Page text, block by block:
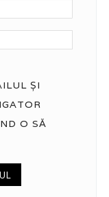
ȘI
O SĂ